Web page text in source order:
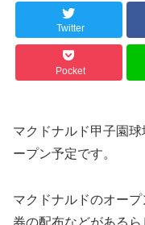
Twitter
Pocket
マクドナルド甲子園
ープン予定です。
マクドナルドのオー